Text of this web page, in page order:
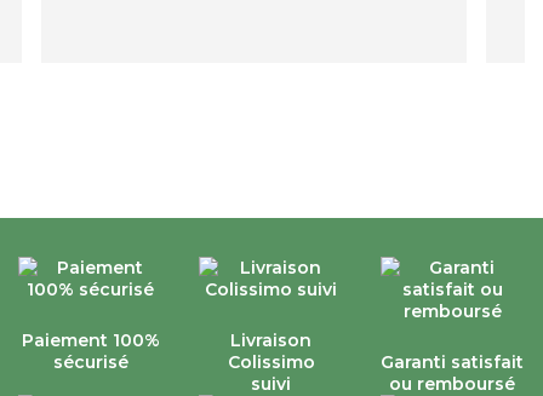
Paiement 100%
sécurisé
Livraison
Colissimo
suivi
Garanti satisfait
ou remboursé